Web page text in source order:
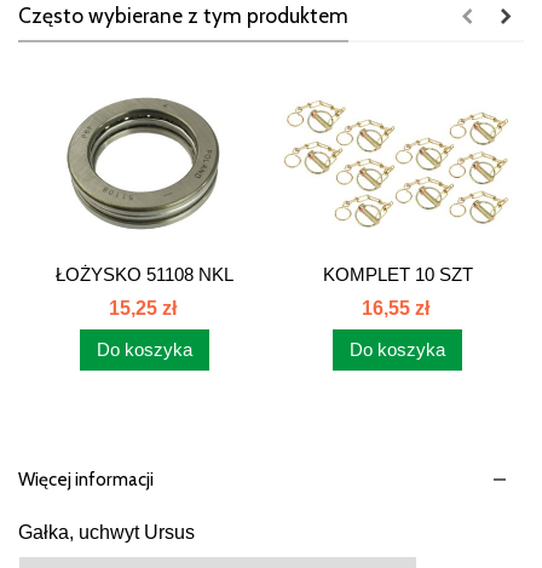
Często wybierane z tym produktem
ŁOŻYSKO 51108 NKL
15,25 zł
Do koszyka
KOMPLET 10 SZT
PRZETYCZEK...
16,55 zł
Do koszyka
Więcej informacji
Gałka, uchwyt Ursus